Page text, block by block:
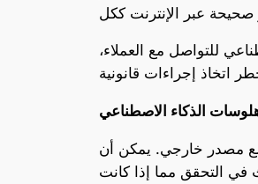
للتواصل مع العملاء،
الذكاء الاصطناعي
مع مصدر خارجي. يمكن أن
في التحقق مما إذا كانت